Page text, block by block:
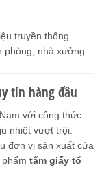
truyền thống
phòng, nhà xưởng.
tín hàng đầu
với công thức
nhiệt vượt trội.
đơn vị sản xuất cửa
tấm giấy tổ